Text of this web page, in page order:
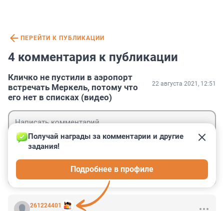
ПЕРЕЙТИ К ПУБЛИКАЦИИ
4 комментария к публикации
Кличко не пустили в аэропорт
встречать Меркель, потому что
его нет в списках (видео)
22 августа 2021, 12:51
261224401
Получай награды за комментарии и другие
задания!
Подробнее в профиле